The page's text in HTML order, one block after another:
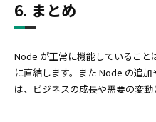
6. まとめ
Node が正常に機能していること
に直結します。また Node の追
は、ビジネスの成長や需要の変動